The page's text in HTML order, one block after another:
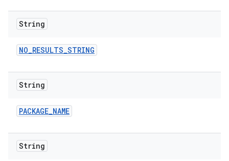
String
NO_RESULTS_STRING
String
PACKAGE_NAME
String